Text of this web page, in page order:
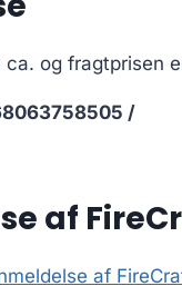
ca. og fragtprisen
/
af
af